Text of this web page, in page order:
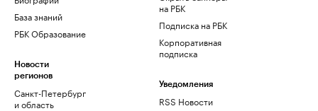
База знаний
РБК Образование
Новости
регионов
Санкт-Петербург
и область
на РБК
Подписка на РБК
Корпоративная
подписка
Уведомления
RSS Новости